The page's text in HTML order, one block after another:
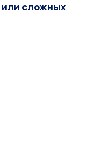
или сложных